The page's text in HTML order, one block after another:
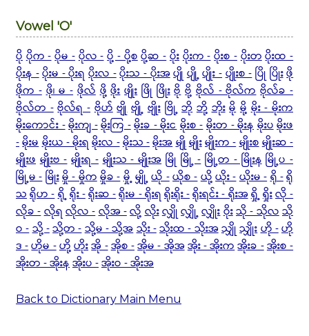
Vowel 'O'
ပိုပိုက -ပိုမ -ပိုလ -ပို့ - ပို့စပို့ဆ -ပိုးပိုးက -ပိုးစ -ပိုးတပိုးထ -
ပိုးန -ပိုးမ - ပိုးရ ပိုးလ -ပိုးသ - ပိုးအပျိုပျို့ ပျိုး -ပျိုးစ -ပြို ပြိုးဖို
ဖိုက - ဖို၊ မ - ဖိုလ် ဖို့ ဖိုး ဖျိုး ဖြို ဖြိုး ဗို ဗို့ ဗိုလ် - ဗိုလ်က ဗိုလ်ခ -
ဗိုလ်တ - ဗိုလ်ရ - ဗိုဟ် ဗျို ဗျို့ ဗျိုး ဗြို့ ဘို ဘို့ ဘိုး မို မို့ မိုး - မိုးက
မိုးကောင်း -မိုးကျ -မိုးကြ -မိုးခ - မိုးငမိုးစ -မိုးတ - မိုးနမိုးပမိုးဖ
-မိုးမမိုးယ - မိုးရ မိုးလ -မိုးသ -မိုးအမျိုမျိုးမျိုးက -မျိုးစမျိုးဆ -
မျိုးဖ မျိုးဗ - မျိုးရ - မျိုးသ - မျိုးအ မြို မြို့ - မြို့တ - မြိုးန မြို့ပ -
မြို့မ -မြိုးမှို - မှိုကမှိုခ -မှို့ မျှို့ ယို -ယိုစ -ယို့ယိုး -ယိုးမ -ရို -ရို
သရိုဟ -ရို့ရိုး -ရိုးဆ -ရိုးမ - ရိုးရရိုးရိုး -ရိုးရင်း - ရိုးအရှို့ရှိုးလို -
လိုခ -လိုရ လိုလ -လိုအ -လို့လိုးလျှို လျှို့ လျှိုးဝိုးသို - သိုလသို
ဝ -သို့ -သို့တ -သို့မ - သို့အသိုး -သိုးထ - သိုးအသျှို သျှိုးဟို -ဟို
ဒ -ဟိုမ -ဟို့ဟိုးအို -အိုစ -အိုမ - အိုအအိုး - အိုးကအိုးခ -အိုးစ -
အိုးတ - အိုးနအိုးပ -အိုးဝ - အိုးအ
Back to Dictionary Main Menu